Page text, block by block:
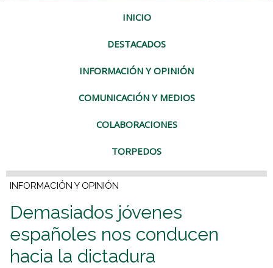
INICIO
DESTACADOS
INFORMACIÓN Y OPINIÓN
COMUNICACIÓN Y MEDIOS
COLABORACIONES
TORPEDOS
INFORMACIÓN Y OPINIÓN
Demasiados jóvenes
españoles nos conducen
hacia la dictadura